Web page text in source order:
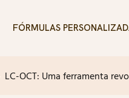
FÓRMULAS
LC-OCT: Uma ferramenta